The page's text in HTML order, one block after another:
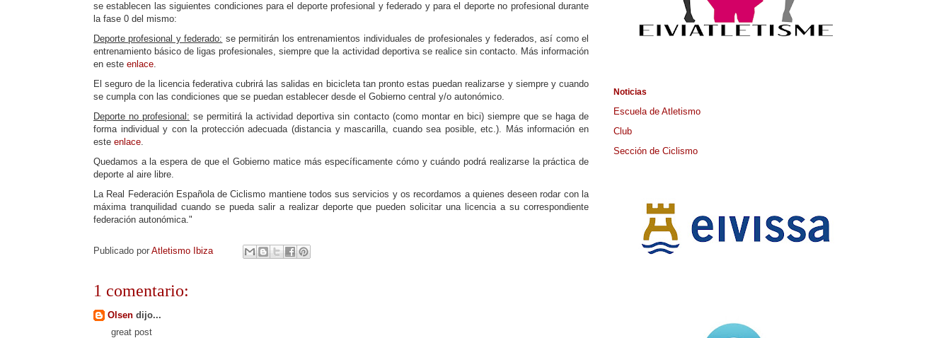
se establecen las siguientes condiciones para el deporte profesional y federado y para el deporte no profesional durante
la fase 0 del mismo:
Deporte profesional y federado: se permitirán los entrenamientos individuales de profesionales y federados, así como el
entrenamiento básico de ligas profesionales, siempre que la actividad deportiva se realice sin contacto. Más información
en este enlace.
El seguro de la licencia federativa cubrirá las salidas en bicicleta tan pronto estas puedan realizarse y siempre y cuando
se cumpla con las condiciones que se puedan establecer desde el Gobierno central y/o autonómico.
Deporte no profesional: se permitirá la actividad deportiva sin contacto (como montar en bici) siempre que se haga de
forma individual y con la protección adecuada (distancia y mascarilla, cuando sea posible, etc.). Más información en
este enlace.
Quedamos a la espera de que el Gobierno matice más específicamente cómo y cuándo podrá realizarse la práctica de
deporte al aire libre.
La Real Federación Española de Ciclismo mantiene todos sus servicios y os recordamos a quienes deseen rodar con la
máxima tranquilidad cuando se pueda salir a realizar deporte que pueden solicitar una licencia a su correspondiente
federación autonómica."
Publicado por Atletismo Ibiza
1 comentario:
Olsen dijo...
great post
Noticias
Escuela de Atletismo
Club
Sección de Ciclismo